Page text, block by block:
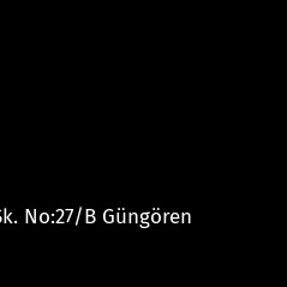
No:27/B Güngören